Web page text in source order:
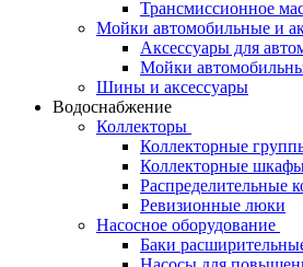
Трансмиссионное
Мойки автомобильные и
Аксессуары для
Мойки
Шины и аксессуары
Водоснабжение
Коллекторы
Коллекторные
Коллекторные
Распределительные
Ревизионные люки
Насосное оборудование
Баки